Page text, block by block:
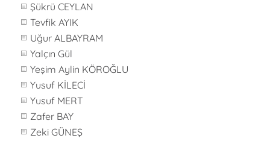
Şükrü CEYLAN
Tevfik AYIK
Uğur ALBAYRAM
Yalçın Gül
Yeşim Aylin KÖROĞLU
Yusuf KİLECİ
Yusuf MERT
Zafer BAY
Zeki GÜNEŞ